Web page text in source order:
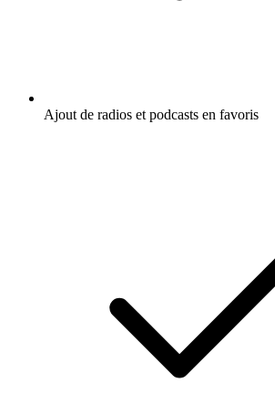
Ajout de radios et podcasts en favoris